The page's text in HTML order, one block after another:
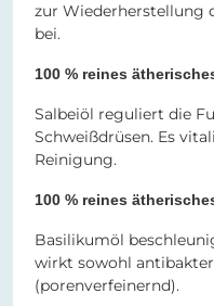
zur Wiederherstellung
bei.
100 % reines
Salbeiöl reguliert die
Schweißdrüsen. Es
Reinigung.
100 % reines
Basilikumöl
wirkt sowohl
(porenverfeinernd).